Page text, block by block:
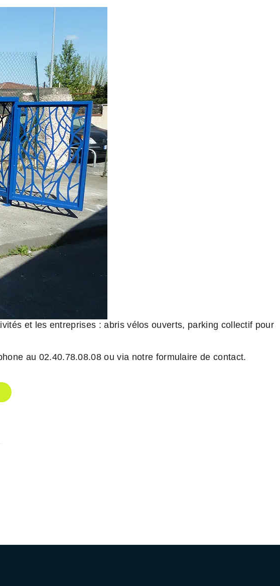
et les entreprises : abris vélos ouverts, parking collectif pour
au 02.40.78.08.08 ou via notre formulaire de contact.